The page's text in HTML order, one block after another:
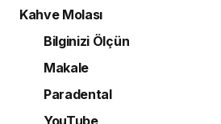
Kahve Molası
Bilginizi Ölçün
Makale
Paradental
YouTube